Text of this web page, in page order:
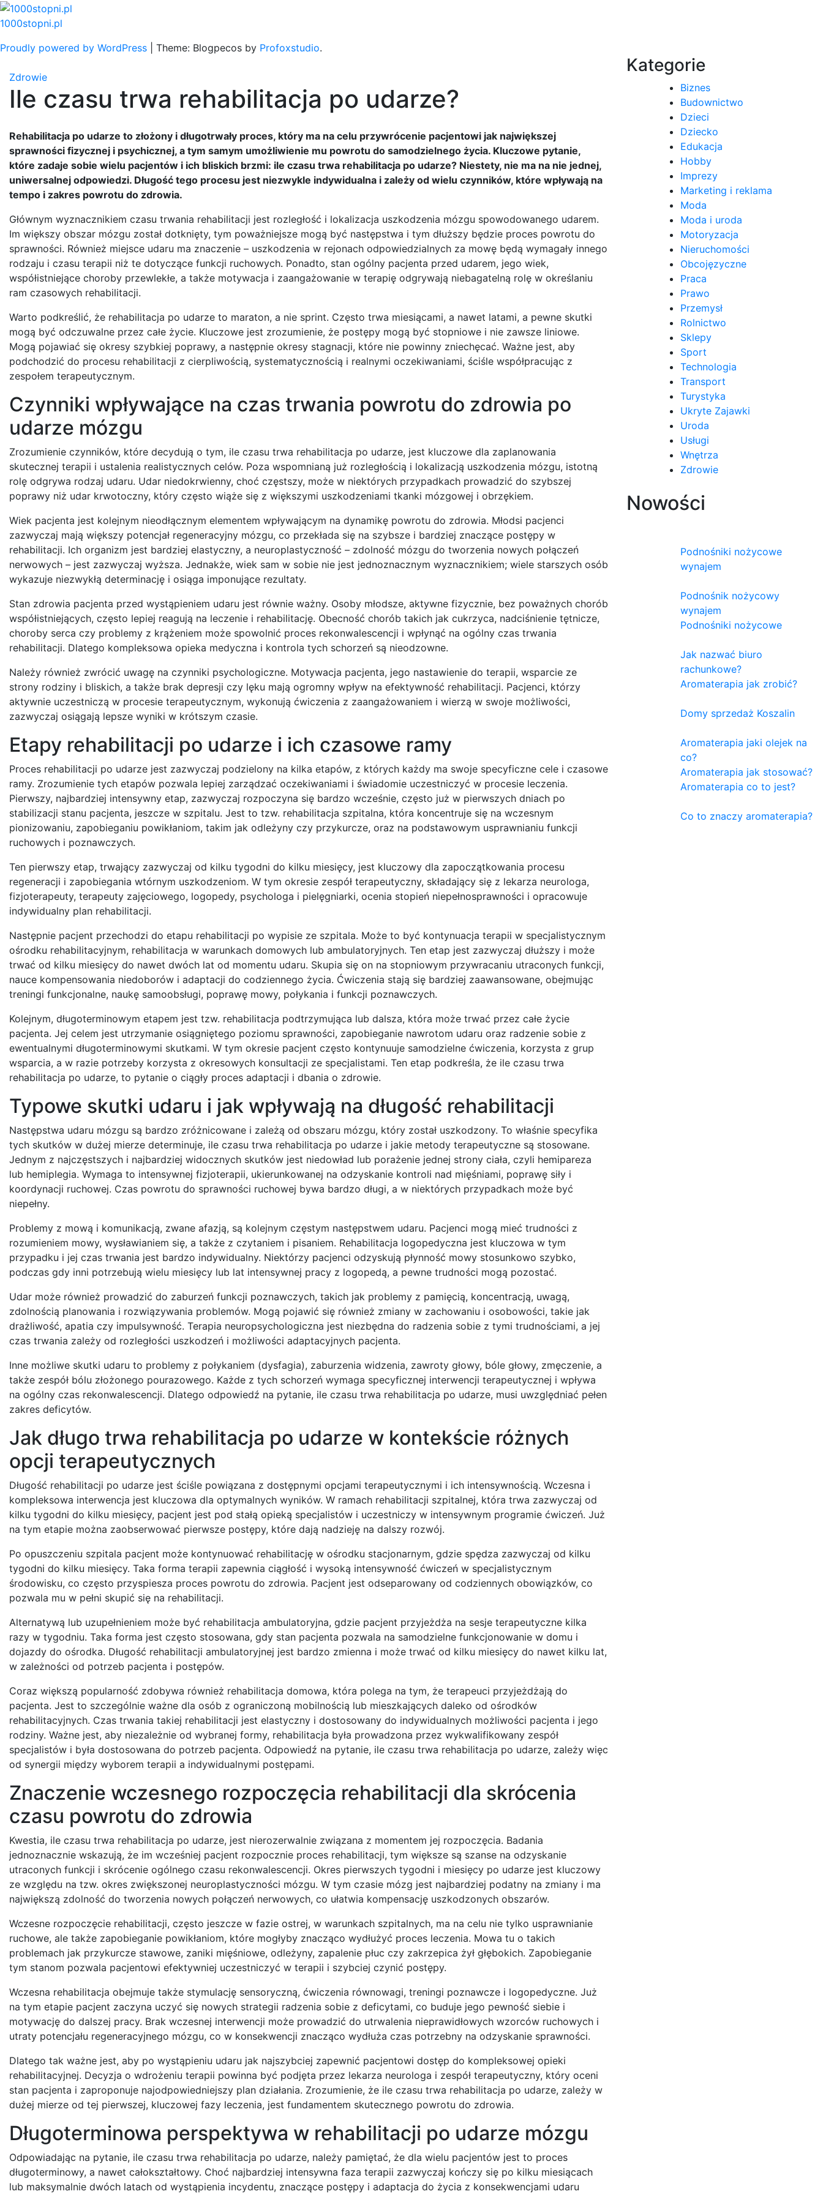
Skip
to
1000stopni.pl
Proudly powered by WordPress
Theme: Blogpecos by Profoxstudio.
Zdrowie
Ile czasu trwa rehabilitacja po udarze?
Rehabilitacja po udarze to złożony i długotrwały proces, który ma na celu przywrócenie pacjentowi jak największej
sprawności fizycznej i psychicznej, a tym samym umożliwienie mu powrotu do samodzielnego życia. Kluczowe pytanie,
które zadaje sobie wielu pacjentów i ich bliskich brzmi: ile czasu trwa rehabilitacja po udarze? Niestety, nie ma na nie jednej,
uniwersalnej odpowiedzi. Długość tego procesu jest niezwykle indywidualna i zależy od wielu czynników, które wpływają na
tempo i zakres powrotu do zdrowia.
Głównym wyznacznikiem czasu trwania rehabilitacji jest rozległość i lokalizacja uszkodzenia mózgu spowodowanego udarem.
Im większy obszar mózgu został dotknięty, tym poważniejsze mogą być następstwa i tym dłuższy będzie proces powrotu do
sprawności. Również miejsce udaru ma znaczenie – uszkodzenia w rejonach odpowiedzialnych za mowę będą wymagały innego
rodzaju i czasu terapii niż te dotyczące funkcji ruchowych. Ponadto, stan ogólny pacjenta przed udarem, jego wiek,
współistniejące choroby przewlekłe, a także motywacja i zaangażowanie w terapię odgrywają niebagatelną rolę w określaniu
ram czasowych rehabilitacji.
Warto podkreślić, że rehabilitacja po udarze to maraton, a nie sprint. Często trwa miesiącami, a nawet latami, a pewne skutki
mogą być odczuwalne przez całe życie. Kluczowe jest zrozumienie, że postępy mogą być stopniowe i nie zawsze liniowe.
Mogą pojawiać się okresy szybkiej poprawy, a następnie okresy stagnacji, które nie powinny zniechęcać. Ważne jest, aby
podchodzić do procesu rehabilitacji z cierpliwością, systematycznością i realnymi oczekiwaniami, ściśle współpracując z
zespołem terapeutycznym.
Czynniki wpływające na czas trwania powrotu do zdrowia po
udarze mózgu
Zrozumienie czynników, które decydują o tym, ile czasu trwa rehabilitacja po udarze, jest kluczowe dla zaplanowania
skutecznej terapii i ustalenia realistycznych celów. Poza wspomnianą już rozległością i lokalizacją uszkodzenia mózgu, istotną
rolę odgrywa rodzaj udaru. Udar niedokrwienny, choć częstszy, może w niektórych przypadkach prowadzić do szybszej
poprawy niż udar krwotoczny, który często wiąże się z większymi uszkodzeniami tkanki mózgowej i obrzękiem.
Wiek pacjenta jest kolejnym nieodłącznym elementem wpływającym na dynamikę powrotu do zdrowia. Młodsi pacjenci
zazwyczaj mają większy potencjał regeneracyjny mózgu, co przekłada się na szybsze i bardziej znaczące postępy w
rehabilitacji. Ich organizm jest bardziej elastyczny, a neuroplastyczność – zdolność mózgu do tworzenia nowych połączeń
nerwowych – jest zazwyczaj wyższa. Jednakże, wiek sam w sobie nie jest jednoznacznym wyznacznikiem; wiele starszych osób
wykazuje niezwykłą determinację i osiąga imponujące rezultaty.
Stan zdrowia pacjenta przed wystąpieniem udaru jest równie ważny. Osoby młodsze, aktywne fizycznie, bez poważnych chorób
współistniejących, często lepiej reagują na leczenie i rehabilitację. Obecność chorób takich jak cukrzyca, nadciśnienie tętnicze,
choroby serca czy problemy z krążeniem może spowolnić proces rekonwalescencji i wpłynąć na ogólny czas trwania
rehabilitacji. Dlatego kompleksowa opieka medyczna i kontrola tych schorzeń są nieodzowne.
Należy również zwrócić uwagę na czynniki psychologiczne. Motywacja pacjenta, jego nastawienie do terapii, wsparcie ze
strony rodziny i bliskich, a także brak depresji czy lęku mają ogromny wpływ na efektywność rehabilitacji. Pacjenci, którzy
aktywnie uczestniczą w procesie terapeutycznym, wykonują ćwiczenia z zaangażowaniem i wierzą w swoje możliwości,
zazwyczaj osiągają lepsze wyniki w krótszym czasie.
Etapy rehabilitacji po udarze i ich czasowe ramy
Proces rehabilitacji po udarze jest zazwyczaj podzielony na kilka etapów, z których każdy ma swoje specyficzne cele i czasowe
ramy. Zrozumienie tych etapów pozwala lepiej zarządzać oczekiwaniami i świadomie uczestniczyć w procesie leczenia.
Pierwszy, najbardziej intensywny etap, zazwyczaj rozpoczyna się bardzo wcześnie, często już w pierwszych dniach po
stabilizacji stanu pacjenta, jeszcze w szpitalu. Jest to tzw. rehabilitacja szpitalna, która koncentruje się na wczesnym
pionizowaniu, zapobieganiu powikłaniom, takim jak odleżyny czy przykurcze, oraz na podstawowym usprawnianiu funkcji
ruchowych i poznawczych.
Ten pierwszy etap, trwający zazwyczaj od kilku tygodni do kilku miesięcy, jest kluczowy dla zapoczątkowania procesu
regeneracji i zapobiegania wtórnym uszkodzeniom. W tym okresie zespół terapeutyczny, składający się z lekarza neurologa,
fizjoterapeuty, terapeuty zajęciowego, logopedy, psychologa i pielęgniarki, ocenia stopień niepełnosprawności i opracowuje
indywidualny plan rehabilitacji.
Następnie pacjent przechodzi do etapu rehabilitacji po wypisie ze szpitala. Może to być kontynuacja terapii w specjalistycznym
ośrodku rehabilitacyjnym, rehabilitacja w warunkach domowych lub ambulatoryjnych. Ten etap jest zazwyczaj dłuższy i może
trwać od kilku miesięcy do nawet dwóch lat od momentu udaru. Skupia się on na stopniowym przywracaniu utraconych funkcji,
nauce kompensowania niedoborów i adaptacji do codziennego życia. Ćwiczenia stają się bardziej zaawansowane, obejmując
treningi funkcjonalne, naukę samoobsługi, poprawę mowy, połykania i funkcji poznawczych.
Kolejnym, długoterminowym etapem jest tzw. rehabilitacja podtrzymująca lub dalsza, która może trwać przez całe życie
pacjenta. Jej celem jest utrzymanie osiągniętego poziomu sprawności, zapobieganie nawrotom udaru oraz radzenie sobie z
ewentualnymi długoterminowymi skutkami. W tym okresie pacjent często kontynuuje samodzielne ćwiczenia, korzysta z grup
wsparcia, a w razie potrzeby korzysta z okresowych konsultacji ze specjalistami. Ten etap podkreśla, że ile czasu trwa
rehabilitacja po udarze, to pytanie o ciągły proces adaptacji i dbania o zdrowie.
Typowe skutki udaru i jak wpływają na długość rehabilitacji
Następstwa udaru mózgu są bardzo zróżnicowane i zależą od obszaru mózgu, który został uszkodzony. To właśnie specyfika
tych skutków w dużej mierze determinuje, ile czasu trwa rehabilitacja po udarze i jakie metody terapeutyczne są stosowane.
Jednym z najczęstszych i najbardziej widocznych skutków jest niedowład lub porażenie jednej strony ciała, czyli hemipareza
lub hemiplegia. Wymaga to intensywnej fizjoterapii, ukierunkowanej na odzyskanie kontroli nad mięśniami, poprawę siły i
koordynacji ruchowej. Czas powrotu do sprawności ruchowej bywa bardzo długi, a w niektórych przypadkach może być
niepełny.
Problemy z mową i komunikacją, zwane afazją, są kolejnym częstym następstwem udaru. Pacjenci mogą mieć trudności z
rozumieniem mowy, wysławianiem się, a także z czytaniem i pisaniem. Rehabilitacja logopedyczna jest kluczowa w tym
przypadku i jej czas trwania jest bardzo indywidualny. Niektórzy pacjenci odzyskują płynność mowy stosunkowo szybko,
podczas gdy inni potrzebują wielu miesięcy lub lat intensywnej pracy z logopedą, a pewne trudności mogą pozostać.
Udar może również prowadzić do zaburzeń funkcji poznawczych, takich jak problemy z pamięcią, koncentracją, uwagą,
zdolnością planowania i rozwiązywania problemów. Mogą pojawić się również zmiany w zachowaniu i osobowości, takie jak
drażliwość, apatia czy impulsywność. Terapia neuropsychologiczna jest niezbędna do radzenia sobie z tymi trudnościami, a jej
czas trwania zależy od rozległości uszkodzeń i możliwości adaptacyjnych pacjenta.
Inne możliwe skutki udaru to problemy z połykaniem (dysfagia), zaburzenia widzenia, zawroty głowy, bóle głowy, zmęczenie, a
także zespół bólu złożonego pourazowego. Każde z tych schorzeń wymaga specyficznej interwencji terapeutycznej i wpływa
na ogólny czas rekonwalescencji. Dlatego odpowiedź na pytanie, ile czasu trwa rehabilitacja po udarze, musi uwzględniać pełen
zakres deficytów.
Jak długo trwa rehabilitacja po udarze w kontekście różnych
opcji terapeutycznych
Długość rehabilitacji po udarze jest ściśle powiązana z dostępnymi opcjami terapeutycznymi i ich intensywnością. Wczesna i
kompleksowa interwencja jest kluczowa dla optymalnych wyników. W ramach rehabilitacji szpitalnej, która trwa zazwyczaj od
kilku tygodni do kilku miesięcy, pacjent jest pod stałą opieką specjalistów i uczestniczy w intensywnym programie ćwiczeń. Już
na tym etapie można zaobserwować pierwsze postępy, które dają nadzieję na dalszy rozwój.
Po opuszczeniu szpitala pacjent może kontynuować rehabilitację w ośrodku stacjonarnym, gdzie spędza zazwyczaj od kilku
tygodni do kilku miesięcy. Taka forma terapii zapewnia ciągłość i wysoką intensywność ćwiczeń w specjalistycznym
środowisku, co często przyspiesza proces powrotu do zdrowia. Pacjent jest odseparowany od codziennych obowiązków, co
pozwala mu w pełni skupić się na rehabilitacji.
Alternatywą lub uzupełnieniem może być rehabilitacja ambulatoryjna, gdzie pacjent przyjeżdża na sesje terapeutyczne kilka
razy w tygodniu. Taka forma jest często stosowana, gdy stan pacjenta pozwala na samodzielne funkcjonowanie w domu i
dojazdy do ośrodka. Długość rehabilitacji ambulatoryjnej jest bardzo zmienna i może trwać od kilku miesięcy do nawet kilku lat,
w zależności od potrzeb pacjenta i postępów.
Coraz większą popularność zdobywa również rehabilitacja domowa, która polega na tym, że terapeuci przyjeżdżają do
pacjenta. Jest to szczególnie ważne dla osób z ograniczoną mobilnością lub mieszkających daleko od ośrodków
rehabilitacyjnych. Czas trwania takiej rehabilitacji jest elastyczny i dostosowany do indywidualnych możliwości pacjenta i jego
rodziny. Ważne jest, aby niezależnie od wybranej formy, rehabilitacja była prowadzona przez wykwalifikowany zespół
specjalistów i była dostosowana do potrzeb pacjenta. Odpowiedź na pytanie, ile czasu trwa rehabilitacja po udarze, zależy więc
od synergii między wyborem terapii a indywidualnymi postępami.
Znaczenie wczesnego rozpoczęcia rehabilitacji dla skrócenia
czasu powrotu do zdrowia
Kwestia, ile czasu trwa rehabilitacja po udarze, jest nierozerwalnie związana z momentem jej rozpoczęcia. Badania
jednoznacznie wskazują, że im wcześniej pacjent rozpocznie proces rehabilitacji, tym większe są szanse na odzyskanie
utraconych funkcji i skrócenie ogólnego czasu rekonwalescencji. Okres pierwszych tygodni i miesięcy po udarze jest kluczowy
ze względu na tzw. okres zwiększonej neuroplastyczności mózgu. W tym czasie mózg jest najbardziej podatny na zmiany i ma
największą zdolność do tworzenia nowych połączeń nerwowych, co ułatwia kompensację uszkodzonych obszarów.
Wczesne rozpoczęcie rehabilitacji, często jeszcze w fazie ostrej, w warunkach szpitalnych, ma na celu nie tylko usprawnianie
ruchowe, ale także zapobieganie powikłaniom, które mogłyby znacząco wydłużyć proces leczenia. Mowa tu o takich
problemach jak przykurcze stawowe, zaniki mięśniowe, odleżyny, zapalenie płuc czy zakrzepica żył głębokich. Zapobieganie
tym stanom pozwala pacjentowi efektywniej uczestniczyć w terapii i szybciej czynić postępy.
Wczesna rehabilitacja obejmuje także stymulację sensoryczną, ćwiczenia równowagi, treningi poznawcze i logopedyczne. Już
na tym etapie pacjent zaczyna uczyć się nowych strategii radzenia sobie z deficytami, co buduje jego pewność siebie i
motywację do dalszej pracy. Brak wczesnej interwencji może prowadzić do utrwalenia nieprawidłowych wzorców ruchowych i
utraty potencjału regeneracyjnego mózgu, co w konsekwencji znacząco wydłuża czas potrzebny na odzyskanie sprawności.
Dlatego tak ważne jest, aby po wystąpieniu udaru jak najszybciej zapewnić pacjentowi dostęp do kompleksowej opieki
rehabilitacyjnej. Decyzja o wdrożeniu terapii powinna być podjęta przez lekarza neurologa i zespół terapeutyczny, który oceni
stan pacjenta i zaproponuje najodpowiedniejszy plan działania. Zrozumienie, że ile czasu trwa rehabilitacja po udarze, zależy w
dużej mierze od tej pierwszej, kluczowej fazy leczenia, jest fundamentem skutecznego powrotu do zdrowia.
Długoterminowa perspektywa w rehabilitacji po udarze mózgu
Odpowiadając na pytanie, ile czasu trwa rehabilitacja po udarze, należy pamiętać, że dla wielu pacjentów jest to proces
długoterminowy, a nawet całokształtowy. Choć najbardziej intensywna faza terapii zazwyczaj kończy się po kilku miesiącach
lub maksymalnie dwóch latach od wystąpienia incydentu, znaczące postępy i adaptacja do życia z konsekwencjami udaru
Kategorie
Biznes
Budownictwo
Dzieci
Dziecko
Edukacja
Hobby
Imprezy
Marketing i reklama
Moda
Moda i uroda
Motoryzacja
Nieruchomości
Obcojęzyczne
Praca
Prawo
Przemysł
Rolnictwo
Sklepy
Sport
Technologia
Transport
Turystyka
Ukryte Zajawki
Uroda
Usługi
Wnętrza
Zdrowie
Nowości
Podnośniki nożycowe
wynajem
Podnośnik nożycowy
wynajem
Podnośniki nożycowe
Jak nazwać biuro
rachunkowe?
Aromaterapia jak zrobić?
Domy sprzedaż Koszalin
Aromaterapia jaki olejek na
co?
Aromaterapia jak stosować?
Aromaterapia co to jest?
Co to znaczy aromaterapia?